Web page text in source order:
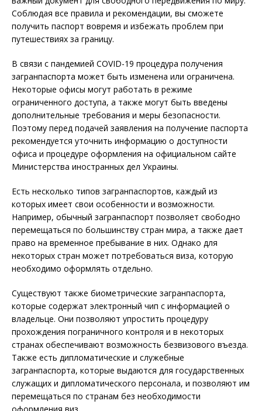
Соблюдая все правила и рекомендации, вы сможете
получить паспорт вовремя и избежать проблем при
путешествиях за границу.
В связи с пандемией COVID-19 процедура получения
загранпаспорта может быть изменена или ограничена.
Некоторые офисы могут работать в режиме
ограниченного доступа, а также могут быть введены
дополнительные требования и меры безопасности.
Поэтому перед подачей заявления на получение паспорта
рекомендуется уточнить информацию о доступности
офиса и процедуре оформления на официальном сайте
Министерства иностранных дел Украины.
Есть несколько типов загранпаспортов, каждый из
которых имеет свои особенности и возможности.
Например, обычный загранпаспорт позволяет свободно
перемещаться по большинству стран мира, а также дает
право на временное пребывание в них. Однако для
некоторых стран может потребоваться виза, которую
необходимо оформлять отдельно.
Существуют также биометрические загранпаспорта,
которые содержат электронный чип с информацией о
владельце. Они позволяют упростить процедуру
прохождения пограничного контроля и в некоторых
странах обеспечивают возможность безвизового въезда.
Также есть дипломатические и служебные
загранпаспорта, которые выдаются для государственных
служащих и дипломатического персонала, и позволяют им
перемещаться по странам без необходимости